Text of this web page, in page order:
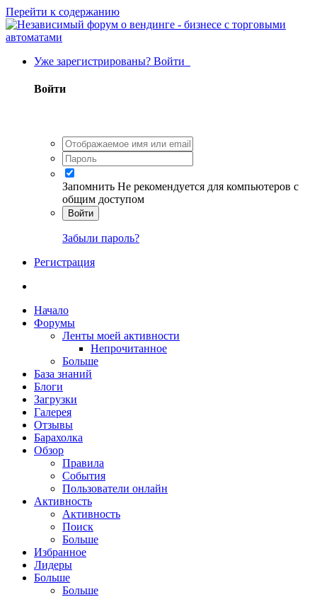
Перейти к содержанию
Уже зарегистрированы? Войти
Войти
Запомнить Не рекомендуется для компьютеров с
общим доступом
Войти
Забыли пароль?
Регистрация
Начало
Форумы
Ленты моей активности
Непрочитанное
Больше
База знаний
Блоги
Загрузки
Галерея
Отзывы
Барахолка
Обзор
Правила
События
Пользователи онлайн
Активность
Активность
Поиск
Больше
Избранное
Лидеры
Больше
Больше